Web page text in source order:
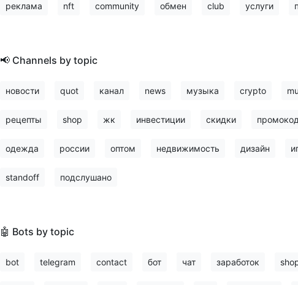
реклама nft community обмен club услуги
📢 Channels by topic
новости quot канал news музыка crypto
рецепты shop жк инвестиции скидки
одежда россии оптом недвижимость дизайн
standoff подслушано
🤖 Bots by topic
bot telegram contact бот чат заработок